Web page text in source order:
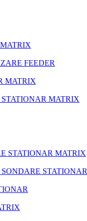
FEEDER
MATRIX
MATRIX
STATIONAR MATRIX
STATIONAR